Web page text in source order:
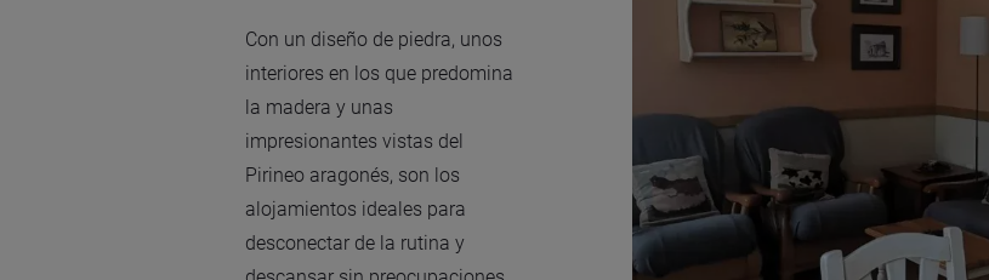
Con un diseño de piedra, unos
interiores en los que predomina
la madera y unas
impresionantes vistas del
Pirineo aragonés, son los
alojamientos ideales para
desconectar de la rutina y